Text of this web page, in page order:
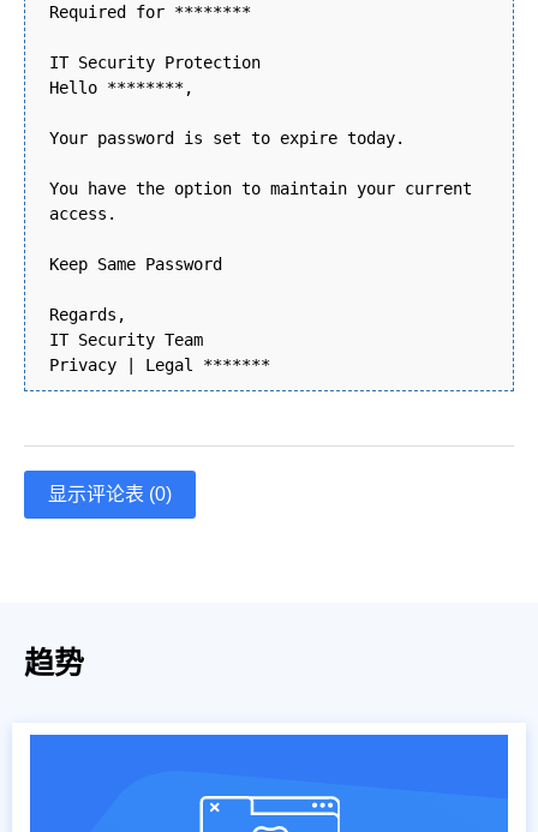
Required for ********
IT Security Protection
Hello ********,
Your password is set to expire today.
You have the option to maintain your current
access.
Keep Same Password
Regards,
IT Security Team
Privacy | Legal *******
显示评论表 (0)
趋势